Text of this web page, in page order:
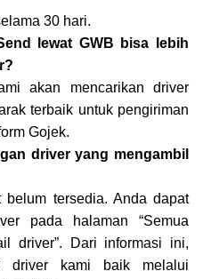
30 hari.
lewat GWB bisa lebih
akan mencarikan driver
terbaik untuk pengiriman
Gojek.
driver yang mengambil
tersedia. Anda dapat
pada halaman “Semua
driver”. Dari informasi ini,
driver kami baik melalui